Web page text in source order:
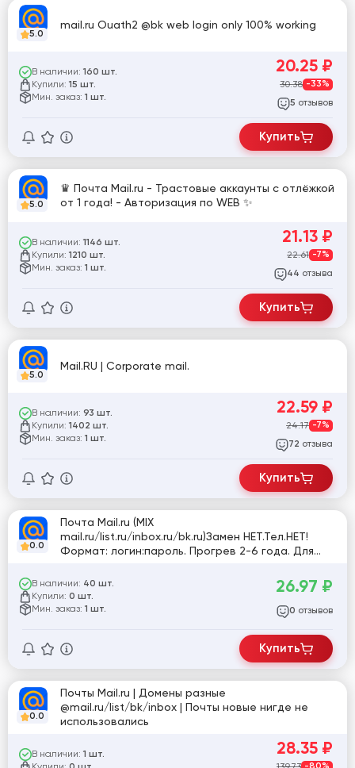
5.0
mail.ru Ouath2 @bk web login only 100% working
В наличии: 160 шт.
Купили: 15 шт.
Мин. заказ: 1 шт.
20.25 ₽
30.38 -33%
5 отзывов
Купить
5.0
♛ Почта Mail.ru - Трастовые аккаунты с отлёжкой
от 1 года! - Авторизация по WEB ✨
В наличии: 1146 шт.
Купили: 1210 шт.
Мин. заказ: 1 шт.
21.13 ₽
22.61 -7%
44 отзыва
Купить
5.0
Mail.RU | Corporate mail.
В наличии: 93 шт.
Купили: 1402 шт.
Мин. заказ: 1 шт.
22.59 ₽
24.17 -7%
72 отзыва
Купить
0.0
Почта Mail.ru (MIX
mail.ru/list.ru/inbox.ru/bk.ru)Замен НЕТ.Тел.НЕТ!
Формат: логин:пароль. Прогрев 2-6 года. Для
В наличии: 40 шт.
Купили: 0 шт.
Мин. заказ: 1 шт.
26.97 ₽
0 отзывов
Купить
0.0
Почты Mail.ru | Домены разные
@mail.ru/list/bk/inbox | Почты новые нигде не
использовались
В наличии: 1 шт. 28.35 ₽